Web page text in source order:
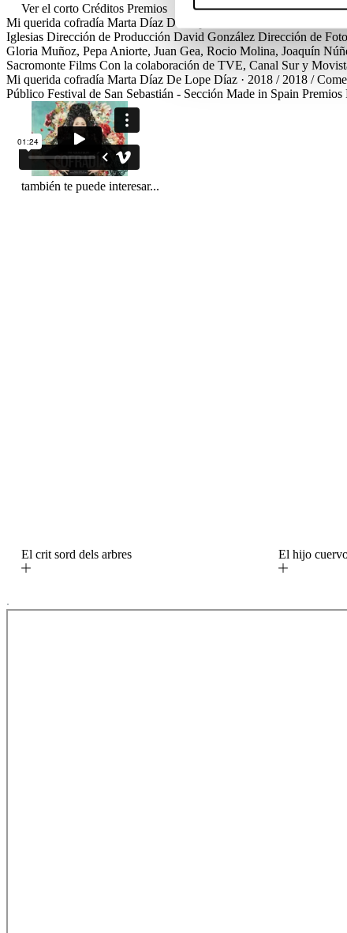
Ver el corto Créditos Premios
Mi querida cofradía Marta Díaz De Lope Díaz · 2018 / 2018 /
Iglesias Dirección de Producción David González Dirección de
Gloria Muñoz, Pepa Aniorte, Juan Gea, Rocio Molina, Joaquín
Sacromonte Films Con la colaboración de TVE, Canal Sur y
Mi querida cofradía Marta Díaz De Lope Díaz · 2018 / 2018 /
Público Festival de San Sebastián - Sección Made in Spain Premios
también te puede interesar...
El crit sord dels arbres El hijo